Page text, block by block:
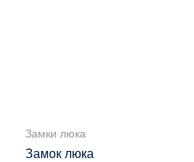
Замки люка
Замок люка